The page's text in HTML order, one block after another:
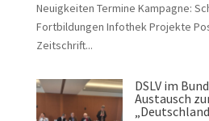
Neuigkeiten Termine Kampagne:
Fortbildungen Infothek Projekte
Zeitschrift...
DSLV im
Austausch